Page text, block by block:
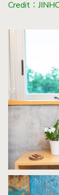
Credit：